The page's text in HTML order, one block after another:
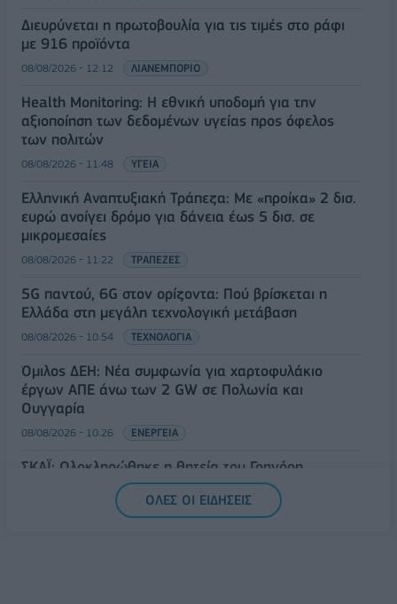
Διευρύνεται η πρωτοβουλία για τις τιμές στο ράφι
με 916 προϊόντα
08/08/2026 - 12:12 ΛΙΑΝΕΜΠΟΡΙΟ
Health Monitoring: Η εθνική υποδομή για την
αξιοποίηση των δεδομένων υγείας προς όφελος
των πολιτών
08/08/2026 - 11:48 ΥΓΕΙΑ
Ελληνική Αναπτυξιακή Τράπεζα: Με «προίκα» 2 δισ.
ευρώ ανοίγει δρόμο για δάνεια έως 5 δισ. σε
μικρομεσαίες
08/08/2026 - 11:22 ΤΡΑΠΕΖΕΣ
5G παντού, 6G στον ορίζοντα: Πού βρίσκεται η
Ελλάδα στη μεγάλη τεχνολογική μετάβαση
08/08/2026 - 10:54 ΤΕΧΝΟΛΟΓΙΑ
Όμιλος ΔΕΗ: Νέα συμφωνία για χαρτοφυλάκιο
έργων ΑΠΕ άνω των 2 GW σε Πολωνία και
Ουγγαρία
08/08/2026 - 10:26 ΕΝΕΡΓΕΙΑ
ΣΚΑΪ: Ολοκληρώθηκε η θητεία του Γρηγόρη
Δημητριάδη - Ο Γιάννης Αλαφούζος επιστρέφει στη
ΟΛΕΣ ΟΙ ΕΙΔΗΣΕΙΣ